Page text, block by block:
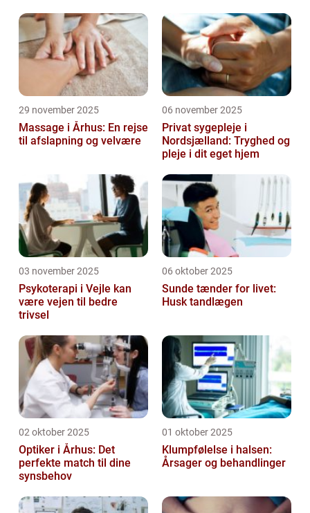
29 november 2025
Massage i Århus: En rejse
til afslapning og velvære
06 november 2025
Privat sygepleje i
Nordsjælland: Tryghed og
pleje i dit eget hjem
03 november 2025
Psykoterapi i Vejle kan
være vejen til bedre
trivsel
06 oktober 2025
Sunde tænder for livet:
Husk tandlægen
02 oktober 2025
Optiker i Århus: Det
perfekte match til dine
synsbehov
01 oktober 2025
Klumpfølelse i halsen:
Årsager og behandlinger